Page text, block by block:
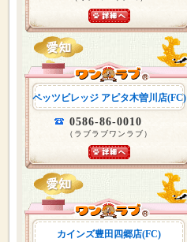
ペッツビレッジ アピタ木曽川店(FC)
0586-86-0010
（ラブラブワンラブ）
カインズ豊田四郷店(FC)